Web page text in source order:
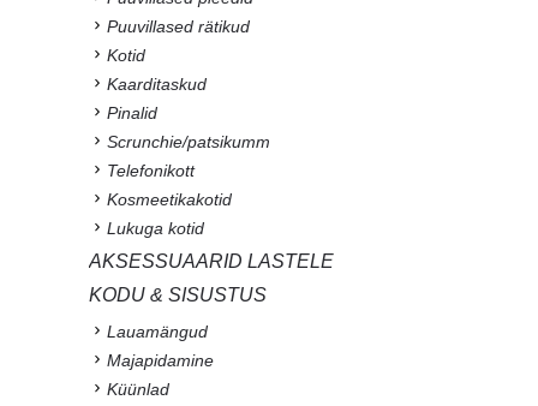
Puuvillased rätikud
Kotid
Kaarditaskud
Pinalid
Scrunchie/patsikumm
Telefonikott
Kosmeetikakotid
Lukuga kotid
AKSESSUAARID LASTELE
KODU & SISUSTUS
Lauamängud
Majapidamine
Küünlad